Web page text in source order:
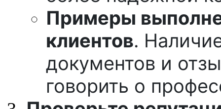
Примеры
клиентов.
документов и
говорить о